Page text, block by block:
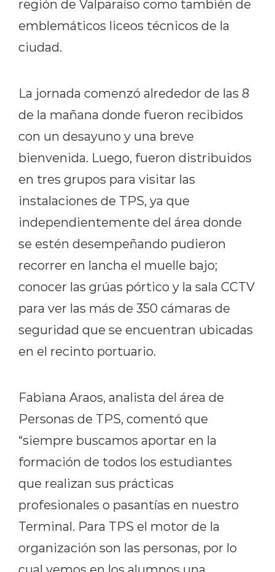
región de Valparaíso como también de
emblemáticos liceos técnicos de la
ciudad.
La jornada comenzó alrededor de las 8
de la mañana donde fueron recibidos
con un desayuno y una breve
bienvenida. Luego, fueron distribuidos
en tres grupos para visitar las
instalaciones de TPS, ya que
independientemente del área donde
se estén desempeñando pudieron
recorrer en lancha el muelle bajo;
conocer las grúas pórtico y la sala CCTV
para ver las más de 350 cámaras de
seguridad que se encuentran ubicadas
en el recinto portuario.
Fabiana Araos, analista del área de
Personas de TPS, comentó que
“siempre buscamos aportar en la
formación de todos los estudiantes
que realizan sus prácticas
profesionales o pasantías en nuestro
Terminal. Para TPS el motor de la
organización son las personas, por lo
cual vemos en los alumnos una